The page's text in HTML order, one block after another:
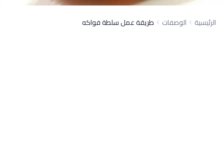
الرئيسية الوصفات طريقة عمل سلطة فواكه